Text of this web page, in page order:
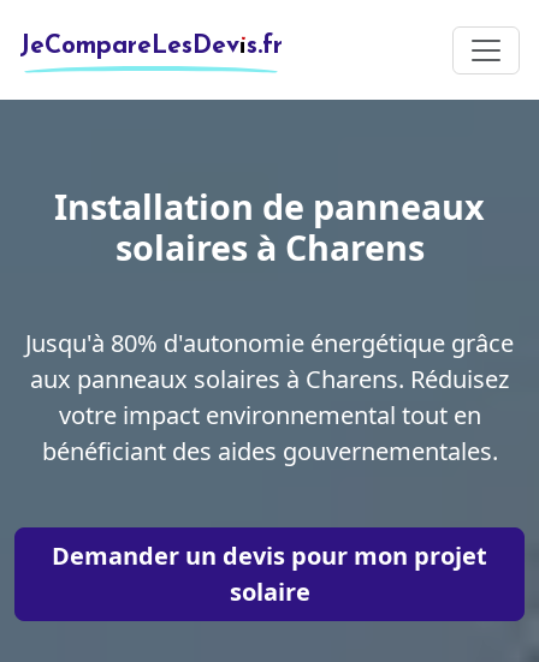
JeCompareLesDevis.fr
Installation de panneaux
solaires à Charens
Jusqu'à 80% d'autonomie énergétique grâce
aux panneaux solaires à Charens. Réduisez
votre impact environnemental tout en
bénéficiant des aides gouvernementales.
Demander un devis pour mon projet
solaire